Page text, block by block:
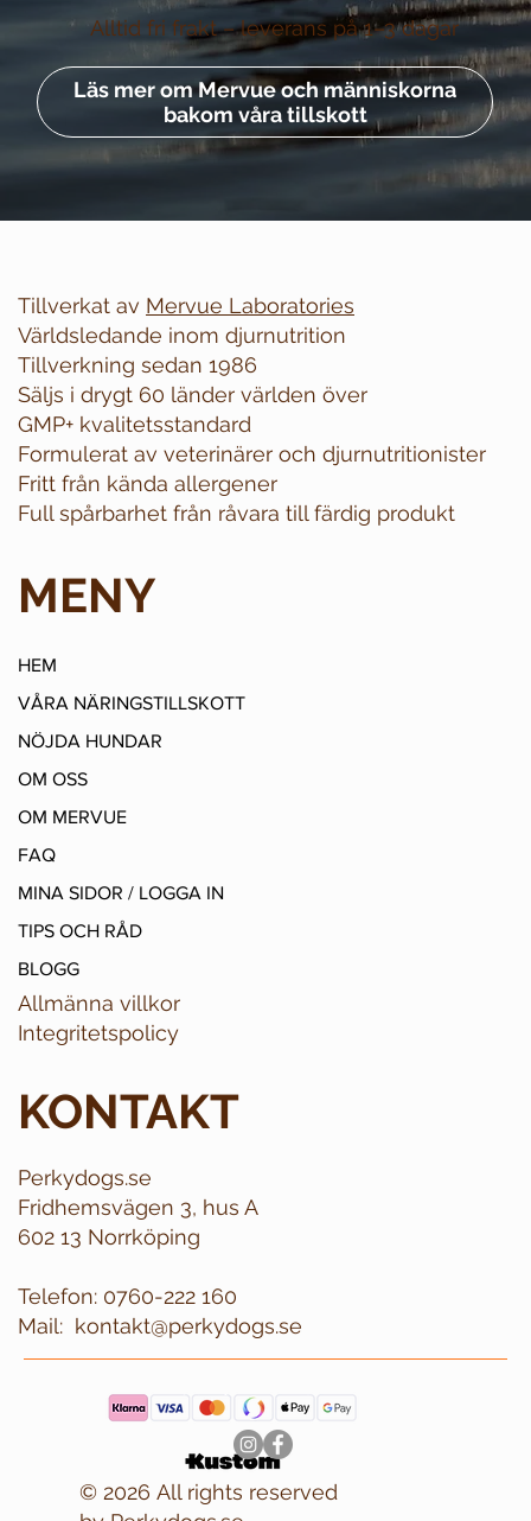
Läs mer om Mervue och människorna
bakom våra tillskott
Alltid fri frakt –leverans på 1–3 dagar
Tillverkat av Mervue Laboratories
Världsledande inom djurnutrition
Tillverkning sedan 1986
Säljs i drygt 60 länder världen över
GMP+ kvalitetsstandard
Formulerat av veterinärer och djurnutritionister
Fritt från kända allergener
Full spårbarhet från råvara till färdig produkt
MENY
HEM
VÅRA NÄRINGSTILLSKOTT
NÖJDA HUNDAR
OM OSS
OM MERVUE
FAQ
MINA SIDOR / LOGGA IN
TIPS OCH RÅD
BLOGG
Allmänna villkor
Integritetspolicy
KONTAKT
Perkydogs.se
Fridhemsvägen 3, hus A
602 13 Norrköping
Telefon: 0760-222 160
kontakt@perkydogs.se
Mail:
© 2026 All rights reserved